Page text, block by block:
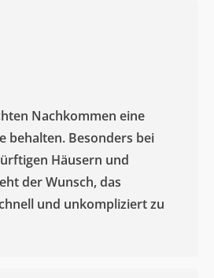
Nachkommen eine
behalten. Besonders bei
Häusern und
der Wunsch, das
und unkompliziert zu